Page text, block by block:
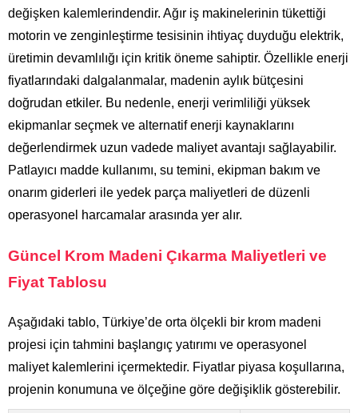
değişken kalemlerindendir. Ağır iş makinelerinin tükettiği
motorin ve zenginleştirme tesisinin ihtiyaç duyduğu elektrik,
üretimin devamlılığı için kritik öneme sahiptir. Özellikle enerji
fiyatlarındaki dalgalanmalar, madenin aylık bütçesini
doğrudan etkiler. Bu nedenle, enerji verimliliği yüksek
ekipmanlar seçmek ve alternatif enerji kaynaklarını
değerlendirmek uzun vadede maliyet avantajı sağlayabilir.
Patlayıcı madde kullanımı, su temini, ekipman bakım ve
onarım giderleri ile yedek parça maliyetleri de düzenli
operasyonel harcamalar arasında yer alır.
Güncel Krom Madeni Çıkarma Maliyetleri ve
Fiyat Tablosu
Aşağıdaki tablo, Türkiye’de orta ölçekli bir krom madeni
projesi için tahmini başlangıç yatırımı ve operasyonel
maliyet kalemlerini içermektedir. Fiyatlar piyasa koşullarına,
projenin konumuna ve ölçeğine göre değişiklik gösterebilir.